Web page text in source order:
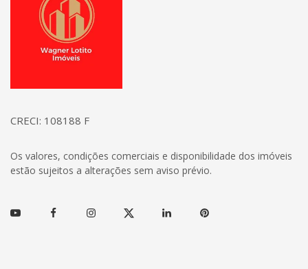
CRECI: 108188 F
Os valores, condições comerciais e disponibilidade dos imóveis
estão sujeitos a alterações sem aviso prévio.
Youtube FacebookInstagramTwitter Linkedin Pinterest